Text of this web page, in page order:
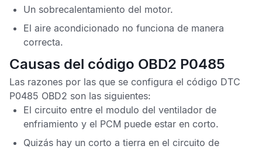
Un sobrecalentamiento del motor.
El aire acondicionado no funciona de manera
correcta.
Causas del código OBD2 P0485
Las razones por las que se configura el código DTC
P0485 OBD2 son las siguientes:
El circuito entre el modulo del ventilador de
enfriamiento y el PCM puede estar en corto.
Quizás hay un corto a tierra en el circuito de